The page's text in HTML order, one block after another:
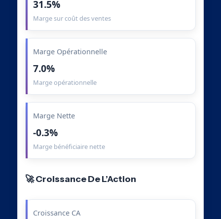
31.5%
Marge sur coût des ventes
Marge Opérationnelle
7.0%
Marge opérationnelle
Marge Nette
-0.3%
Marge bénéficiaire nette
🚀 Croissance De L’Action
Croissance CA